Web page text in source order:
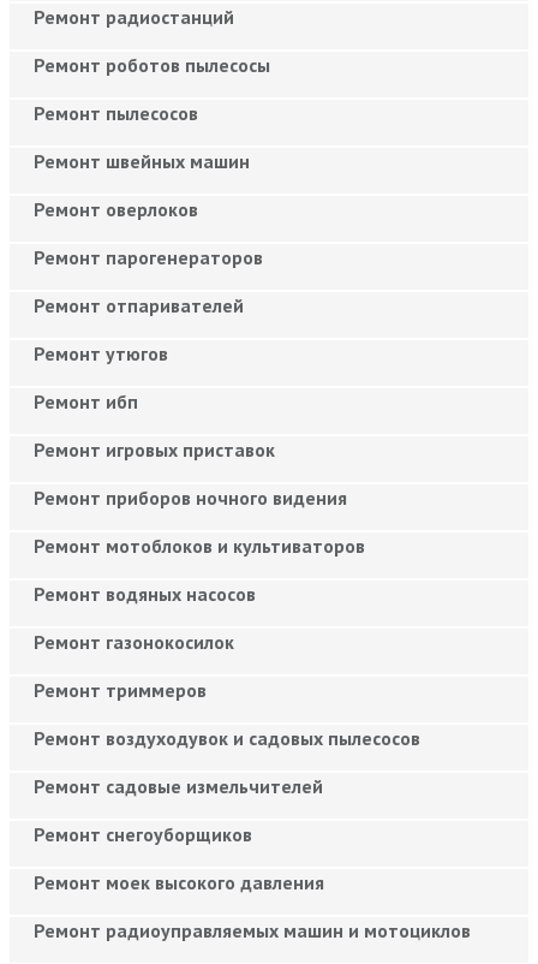
Ремонт радиостанций
Ремонт роботов пылесосы
Ремонт пылесосов
Ремонт швейных машин
Ремонт оверлоков
Ремонт парогенераторов
Ремонт отпаривателей
Ремонт утюгов
Ремонт ибп
Ремонт игровых приставок
Ремонт приборов ночного видения
Ремонт мотоблоков и культиваторов
Ремонт водяных насосов
Ремонт газонокосилок
Ремонт триммеров
Ремонт воздуходувок и садовых пылесосов
Ремонт садовые измельчителей
Ремонт снегоуборщиков
Ремонт моек высокого давления
Ремонт радиоуправляемых машин и мотоциклов